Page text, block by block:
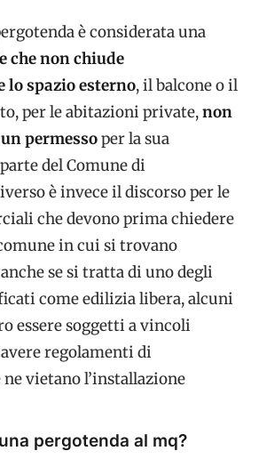
è considerata una
che non chiude
spazio esterno, il balcone o il
per le abitazioni private,non
permessoper la sua
del Comune di
è invece il discorso per le
che devono prima chiedere
in cui si trovano
se si tratta di uno degli
come edilizia libera, alcuni
essere soggetti a vincoli
regolamenti di
vietano l’installazione
pergotenda al mq?